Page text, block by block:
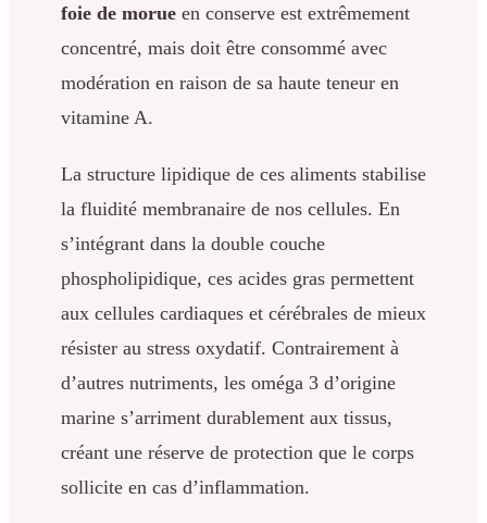
foie de morue en conserve est extrêmement
concentré, mais doit être consommé avec
modération en raison de sa haute teneur en
vitamine A.
La structure lipidique de ces aliments stabilise
la fluidité membranaire de nos cellules. En
s’intégrant dans la double couche
phospholipidique, ces acides gras permettent
aux cellules cardiaques et cérébrales de mieux
résister au stress oxydatif. Contrairement à
d’autres nutriments, les oméga 3 d’origine
marine s’arriment durablement aux tissus,
créant une réserve de protection que le corps
sollicite en cas d’inflammation.